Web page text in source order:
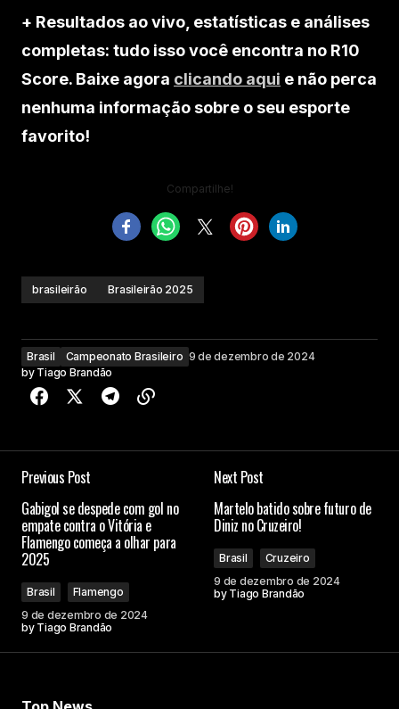
+ Resultados ao vivo, estatísticas e análises
completas: tudo isso você encontra no R10
Score. Baixe agora clicando aqui e não perca
nenhuma informação sobre o seu esporte
favorito!
Compartilhe!
brasileirão Brasileirão 2025
Brasil Campeonato Brasileiro 9 de dezembro de 2024
by Tiago Brandão
Previous Post
Gabigol se despede com gol no
empate contra o Vitória e
Flamengo começa a olhar para
2025
Brasil
Flamengo
9 de dezembro de 2024
by Tiago Brandão
Next Post
Martelo batido sobre futuro de
Diniz no Cruzeiro!
Brasil
Cruzeiro
9 de dezembro de 2024
by Tiago Brandão